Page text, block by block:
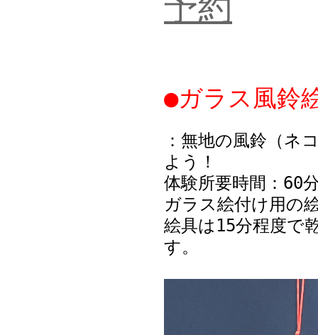
●ガラス風鈴
：無地の風鈴（ネ
よう！
体験所要時間：60
ガラス絵付け用の
絵具は15分程度で
す。